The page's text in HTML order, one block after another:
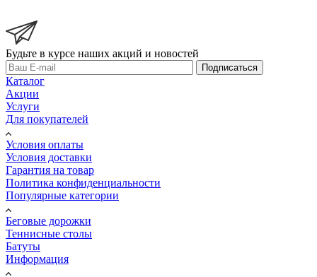
Будьте в курсе наших акций и новостей
Подписаться
Каталог
Акции
Услуги
Для покупателей
Условия оплаты
Условия доставки
Гарантия на товар
Политика конфиденциальности
Популярные категории
Беговые дорожки
Теннисные столы
Батуты
Информация